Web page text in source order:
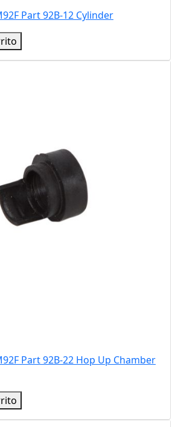
Part 92B-12 Cylinder
Part 92B-22 Hop Up Chamber